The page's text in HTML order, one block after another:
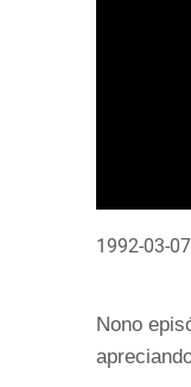
1992-03-07
Nono